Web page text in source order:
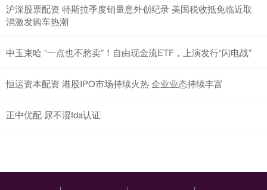
沪深股票配资 特斯拉季度销量意外创纪录 美国税收抵免临近取
消激发购车热潮
中玉束哈 “一点也不愁卖”！自由现金流ETF，上演发行“闪电战”
恒运资本配资 港股IPO市场持续火热 企业业态持续丰富
正中优配 尿不湿fda认证